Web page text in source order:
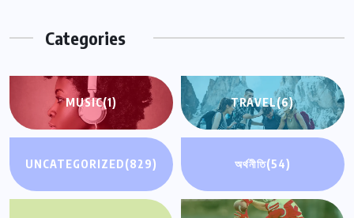
Categories
MUSIC(1) TRAVEL(6)
UNCATEGORIZED(829) অর্থনীতি(54)